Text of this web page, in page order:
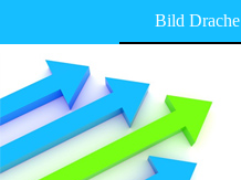
Bild Drache